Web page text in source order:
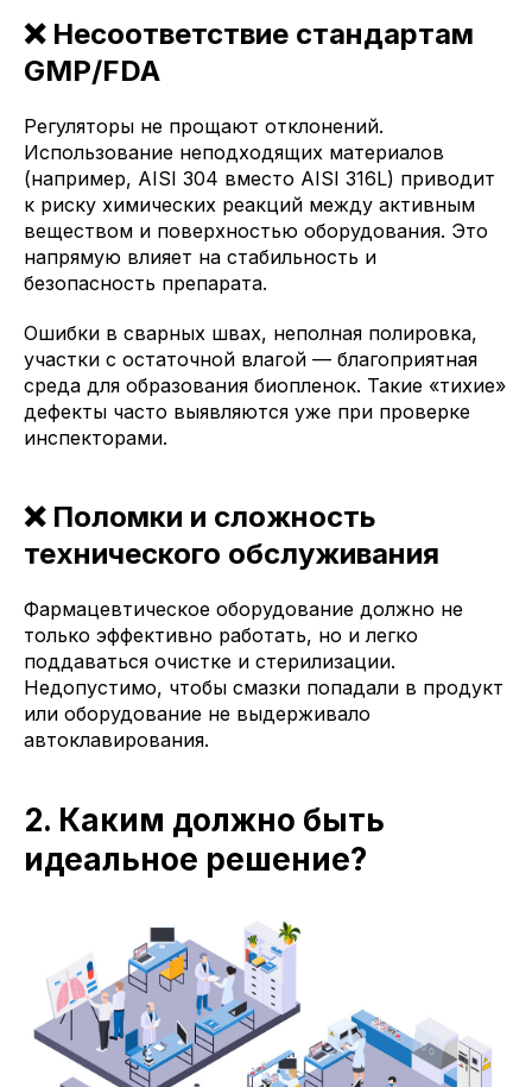
❌ Несоответствие стандартам
GMP/FDA
Регуляторы не прощают отклонений.
Использование неподходящих материалов
(например, AISI 304 вместо AISI 316L) приводит
к риску химических реакций между активным
веществом и поверхностью оборудования. Это
напрямую влияет на стабильность и
безопасность препарата.
Ошибки в сварных швах, неполная полировка,
участки с остаточной влагой — благоприятная
среда для образования биопленок. Такие «тихие»
дефекты часто выявляются уже при проверке
инспекторами.
❌ Поломки и сложность
технического обслуживания
Фармацевтическое оборудование должно не
только эффективно работать, но и легко
поддаваться очистке и стерилизации.
Недопустимо, чтобы смазки попадали в продукт
или оборудование не выдерживало
автоклавирования.
2. Каким должно быть
идеальное решение?